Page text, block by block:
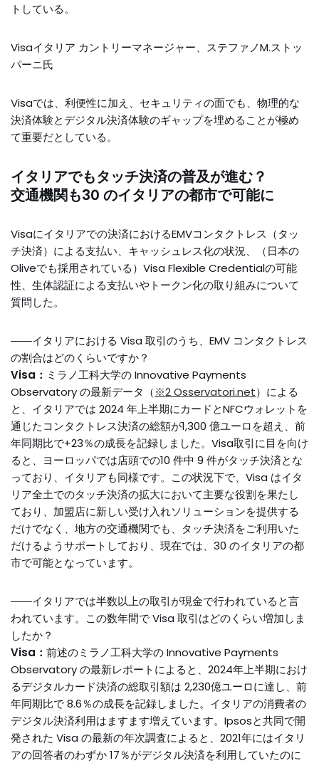
トしている。
Visaイタリア カントリーマネージャー、ステファノM.ストッ
パーニ氏
Visaでは、利便性に加え、セキュリティの面でも、物理的な
決済体験とデジタル決済体験のギャップを埋めることが極め
て重要だとしている。
イタリアでもタッチ決済の普及が進む？
交通機関も30 のイタリアの都市で可能に
Visaにイタリアでの決済におけるEMVコンタクトレス（タッ
チ決済）による支払い、キャッシュレス化の状況、（日本の
Oliveでも採用されている）Visa Flexible Credentialの可能
性、生体認証による支払いやトークン化の取り組みについて
質問した。
――イタリアにおける Visa 取引のうち、EMV コンタクトレス
の割合はどのくらいですか？
Visa： ミラノ工科大学の Innovative Payments
Observatory の最新データ（※2 Osservatori.net）による
と、イタリアでは 2024 年上半期にカードとNFCウォレットを
通じたコンタクトレス決済の総額が1,300 億ユーロを超え、前
年同期比で+23％の成長を記録しました。Visa取引に目を向け
ると、ヨーロッパでは店頭での10 件中 9 件がタッチ決済とな
っており、イタリアも同様です。この状況下で、Visa はイタ
リア全土でのタッチ決済の拡大において主要な役割を果たし
ており、加盟店に新しい受け入れソリューションを提供する
だけでなく、地方の交通機関でも、タッチ決済をご利用いた
だけるようサポートしており、現在では、30 のイタリアの都
市で可能となっています。
――イタリアでは半数以上の取引が現金で行われていると言
われています。この数年間で Visa 取引はどのくらい増加しま
したか？
Visa： 前述のミラノ工科大学の Innovative Payments
Observatory の最新レポートによると、2024年上半期におけ
るデジタルカード決済の総取引額は 2,230億ユーロに達し、前
年同期比で 8.6％の成長を記録しました。イタリアの消費者の
デジタル決済利用はますます増えています。Ipsosと共同で開
発された Visa の最新の年次調査によると、2021年にはイタリ
アの回答者のわずか 17％がデジタル決済を利用していたのに